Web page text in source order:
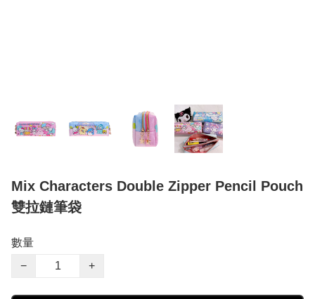
Mix Characters Double Zipper Pencil Pouch
雙拉鏈筆袋
數量
−
+